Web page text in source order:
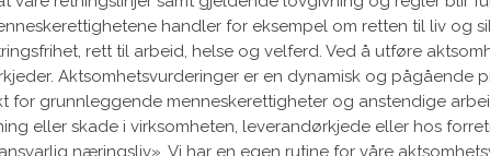
handler for eksempel om retten til liv og
rett til arbeid, helse og velferd. Ved å utføre
Aktsomhetsvurderinger er en dynamisk og pågående
for grunnleggende menneskerettigheter og anstendige
eller skade i virksomheten, leverandørkjede eller hos
næringsliv». Vi har en egen rutine for våre